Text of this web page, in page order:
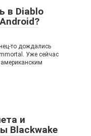
в Diablo
то дождались
Уже сейчас
и
Blackwake